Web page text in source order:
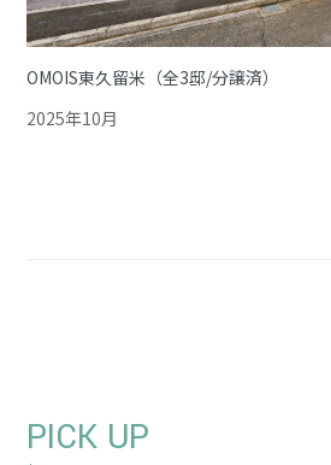
OMOIS東久留米（全3邸/分譲済）
2025年10月
PICK UP